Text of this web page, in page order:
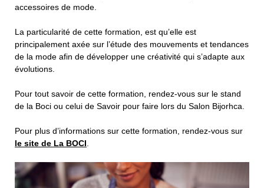
accessoires de mode.
La particularité de cette formation, est qu’elle est
principalement axée sur l’étude des mouvements et tendances
de la mode afin de développer une créativité qui s’adapte aux
évolutions.
Pour tout savoir de cette formation, rendez-vous sur le stand
de la Boci ou celui de Savoir pour faire lors du Salon Bijorhca.
Pour plus d’informations sur cette formation, rendez-vous sur
le site de La BOCI